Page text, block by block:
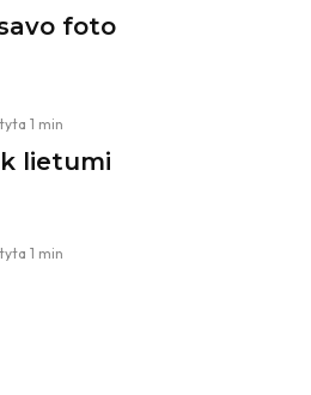
foto
1 min
lietumi
1 min